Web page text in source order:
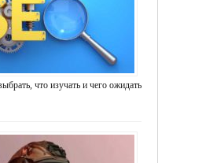
что изучать и чего ожидать